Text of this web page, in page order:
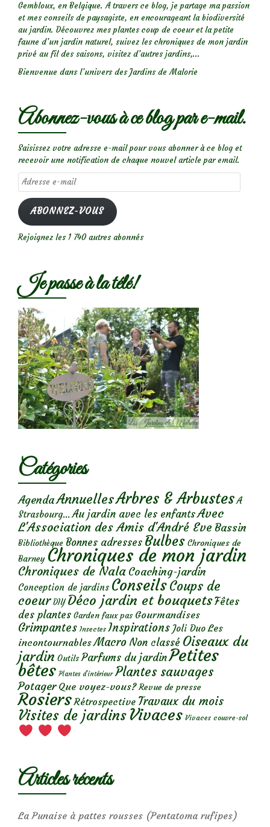
Gembloux, en Belgique. A travers ce blog, je partage ma passion
et mes conseils de paysagiste, en encourageant la biodiversité
au jardin. Découvrez mes plantes coup de coeur et la petite
faune d’un jardin naturel, suivez les chroniques de mon jardin
privé au fil des saisons, visitez d’autres jardins,...
Bienvenue dans l’univers des Jardins de Malorie
Abonnez-vous à ce blog par e-mail.
Saisissez votre adresse e-mail pour vous abonner à ce blog et
recevoir une notification de chaque nouvel article par email.
Adresse
e-
mail
ABONNEZ-VOUS
Rejoignez les 1 740 autres abonnés
Je passe à la télé!
Catégories
AgendaAnnuellesArbres & Arbustes A
Strasbourg... Au jardin avec les enfantsAvec
L'Association des Amis d'André Eve Bassin
Bibliothèque Bonnes adresses Bulbes Chroniques de
Barney Chroniques de mon jardin
Chroniques de Nala Coaching-jardin
Conception de jardins ConseilsCoups de
coeur DIY Déco jardin et bouquetsFêtes
des plantes Garden faux pas Gourmandises
Grimpantes Insectes Inspirations Joli Duo Les
incontournables Macro Non classé Oiseaux du
jardin Outils Parfums du jardinPetites
bêtes Plantes d’intérieur Plantes sauvages
Potager Que voyez-vous? Revue de presse
Rosiers Rétrospective Travaux du mois
Visites de jardins Vivaces Vivaces couvre-sol
Articles récents
La Punaise à pattes rousses (Pentatoma rufipes)